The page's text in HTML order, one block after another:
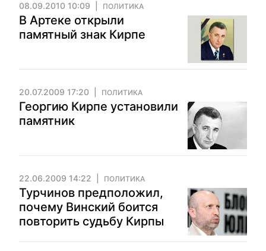
08.09.2010 10:09 ПОЛИТИКА
В Артеке открыли
памятный знак Кирпе
20.07.2009 17:20 ПОЛИТИКА
Георгию Кирпе установили
памятник
22.06.2009 14:22 ПОЛИТИКА
Турчинов предположил,
почему Винский боится
повторить судьбу Кирпы